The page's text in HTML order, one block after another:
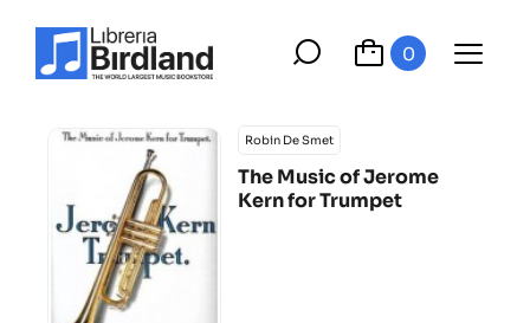
0
Robin De Smet
The Music of Jerome
Kern for Trumpet